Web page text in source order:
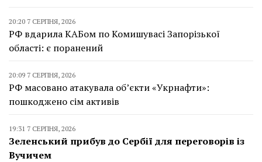
20:20 7 СЕРПНЯ, 2026
РФ вдарила КАБом по Комишувасі Запорізької
області: є поранений
20:09 7 СЕРПНЯ, 2026
РФ масовано атакувала об’єкти «Укрнафти»:
пошкоджено сім активів
19:31 7 СЕРПНЯ, 2026
Зеленський прибув до Сербії для переговорів із
Вучичем